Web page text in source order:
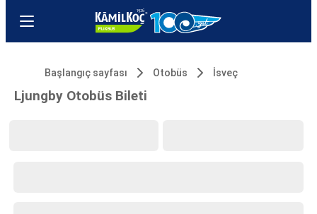
Başlangıç sayfası Otobüs İsveç
Ljungby Otobüs Bileti